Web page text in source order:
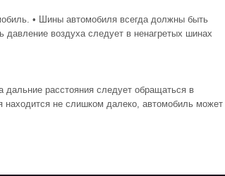
• Шины автомобиля всегда должны быть
давление воздуха следует в ненагретых шинах
расстояния следует обращаться в
находится не слишком далеко, автомобиль может